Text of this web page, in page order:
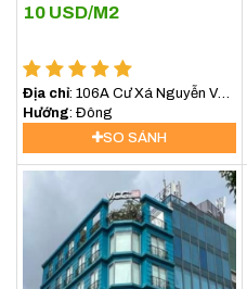
10 USD/M2
Địa chỉ: 106A Cư Xá Nguyễn Văn
Trỗi, Quận Phú Nhuận, TP.HCM
Hướng : Đông
SO SÁNH